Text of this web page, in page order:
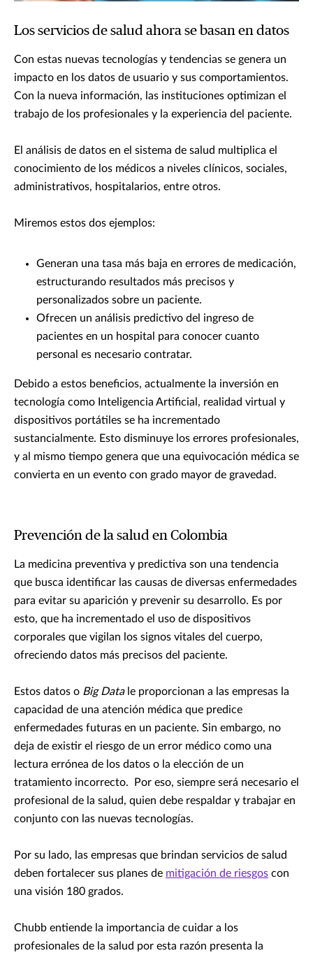
Los servicios de salud ahora se basan en datos
Con estas nuevas tecnologías y tendencias se genera un
impacto en los datos de usuario y sus comportamientos.
Con la nueva información, las instituciones optimizan el
trabajo de los profesionales y la experiencia del paciente.
El análisis de datos en el sistema de salud multiplica el
conocimiento de los médicos a niveles clínicos, sociales,
administrativos, hospitalarios, entre otros.
Miremos estos dos ejemplos:
Generan una tasa más baja en errores de medicación,
estructurando resultados más precisos y
personalizados sobre un paciente.
Ofrecen un análisis predictivo del ingreso de
pacientes en un hospital para conocer cuanto
personal es necesario contratar.
Debido a estos beneficios, actualmente la inversión en
tecnología como Inteligencia Artificial, realidad virtual y
dispositivos portátiles se ha incrementado
sustancialmente. Esto disminuye los errores profesionales,
y al mismo tiempo genera que una equivocación médica se
convierta en un evento con grado mayor de gravedad.
Prevención de la salud en Colombia
La medicina preventiva y predictiva son una tendencia
que busca identificar las causas de diversas enfermedades
para evitar su aparición y prevenir su desarrollo. Es por
esto, que ha incrementado el uso de dispositivos
corporales que vigilan los signos vitales del cuerpo,
ofreciendo datos más precisos del paciente.
Estos datos o Big Datale proporcionan a las empresas la
capacidad de una atención médica que predice
enfermedades futuras en un paciente. Sin embargo, no
deja de existir el riesgo de un error médico como una
lectura errónea de los datos o la elección de un
tratamiento incorrecto. Por eso, siempre será necesario el
profesional de la salud, quien debe respaldar y trabajar en
conjunto con las nuevas tecnologías.
Por su lado, las empresas que brindan servicios de salud
deben fortalecer sus planes de mitigación de riesgos con
una visión 180 grados.
Chubb entiende la importancia de cuidar a los
profesionales de la salud por esta razón presenta la